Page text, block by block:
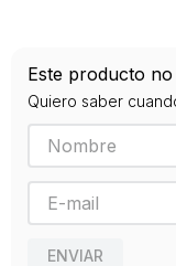
Editorial
LIMUSA
Año de
2020
Este producto
Quiero saber
ENVIAR